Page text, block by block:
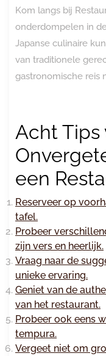
Kom langs bij
onderdompelen in
Japanse culinaire
van traditionele
gastronomische reis
Acht Tips
een
Reserveer op
tafel.
Probeer
zijn vers en heerlijk.
Vraag naar de
unieke ervaring.
Geniet van de
van het restaurant.
Probeer ook eens
tempura.
Vergeet niet om